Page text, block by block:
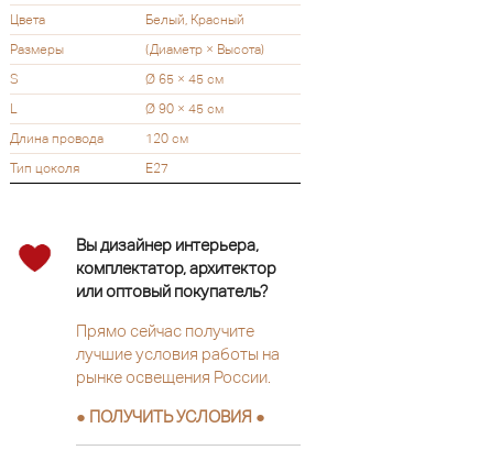
Цвета
Белый, Красный
Размеры
(Диаметр × Высота)
S
Ø 65 × 45 см
L
Ø 90 × 45 см
Длина провода
120 см
Тип цоколя
Е27
Вы дизайнер интерьера,
комплектатор, архитектор
или оптовый покупатель?
Прямо сейчас получите
лучшие условия работы на
рынке освещения России.
● ПОЛУЧИТЬ УСЛОВИЯ ●